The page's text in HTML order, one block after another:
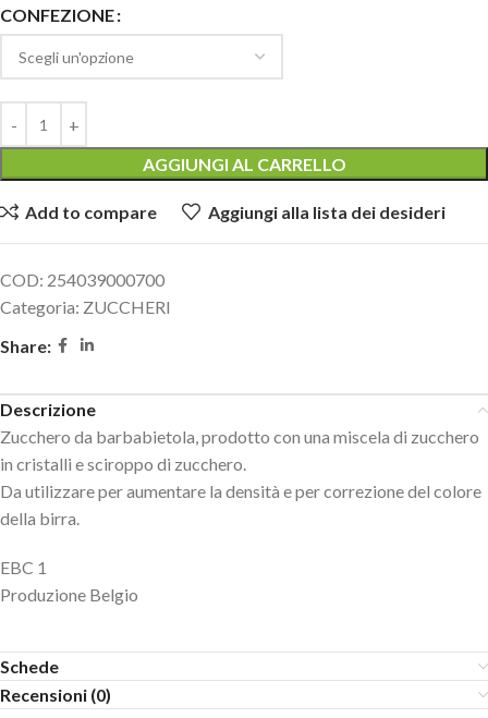
CONFEZIONE
AGGIUNGI AL CARRELLO
Add to compare Aggiungi alla lista dei desideri
COD: 254039000700
Categoria: ZUCCHERI
Share:
Descrizione
Zucchero da barbabietola, prodotto con una miscela di zucchero
in cristalli e sciroppo di zucchero.
Da utilizzare per aumentare la densità e per correzione del colore
della birra.
EBC 1
Produzione Belgio
Schede
Recensioni (0)